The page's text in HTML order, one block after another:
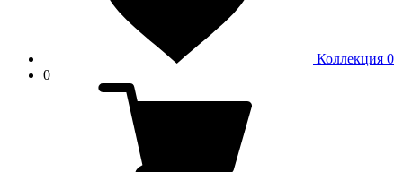
Коллекция 0
0